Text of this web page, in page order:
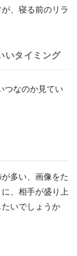
、寝る前のリラ
いタイミング
つなのか見てい
多い、画像をた
、相手が盛り上
いでしょうか